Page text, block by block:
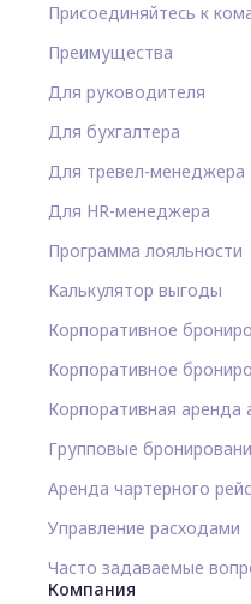
Присоединяйтесь к
Преимущества
Для руководителя
Для бухгалтера
Для тревел-менеджера
Для HR-менеджера
Программа лояльности
Калькулятор выгоды
Корпоративное
Корпоративное
Корпоративная аренда
Групповые
Аренда чартерного
Управление расходами
Часто задаваемые
Компания